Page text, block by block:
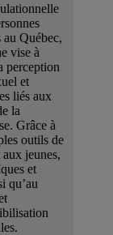
au Québec,
vise à
perception
et
liés aux
la
Grâce à
outils de
jeunes,
et
qu’au